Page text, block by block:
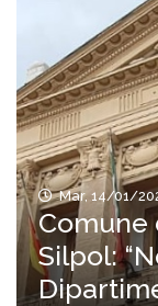
Mar, 14/01/
Comune
Silpol: